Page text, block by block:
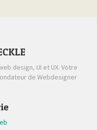
design, UI et UX. Votre
de Webdesigner